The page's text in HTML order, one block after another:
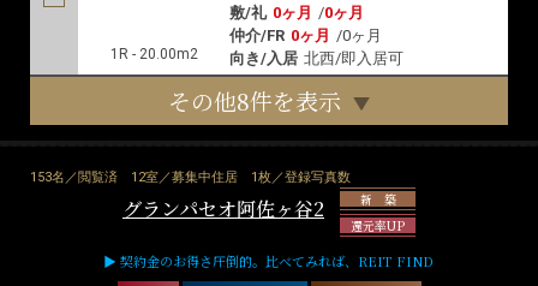
1R - 20.00m2
敷/礼 0ヶ月 /0ヶ月
仲介/FR 0ヶ月 /0ヶ月
向き/入居 北西/即入居可
その他8件を表示
153名／閲覧済 12室／募集中住居 1枚／登録写真数
グランパセオ阿佐ヶ谷2
新 築
還元率UP
▶ 契約金のお得さ圧倒的。比べてみれば、REIT FIND